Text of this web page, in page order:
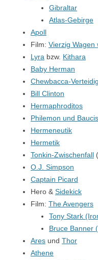
Gibraltar
Atlas-Gebirge
Apoll
Film: Vierzig Wagen
Lyra bzw. Kithara
Baby Herman
Chewbacca-
Bill Clinton
Hermaphroditos
Philemon und Baucis
Hermeneutik
Hermetik
Tonkin-Zwischenfall
O.J. Simpson
Captain Picard
Hero & Sidekick
Film: The Avengers
Tony Stark
Bruce Banner
Ares und Thor
Athene